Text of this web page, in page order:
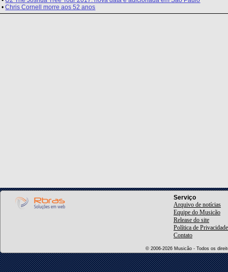
•Chris Cornell morre aos 52 anos
Serviço
Arquivo de notícias
Equipe do Musicão
Release do site
Política de Privacidade
Contato
© 2006-2026 Musicão - Todos os